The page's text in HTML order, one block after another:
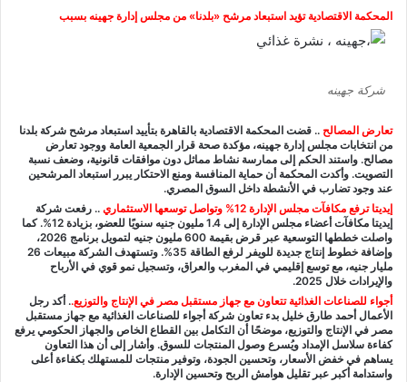
المحكمة الاقتصادية تؤيد استبعاد مرشح «بلدنا» من مجلس إدارة جهينه بسبب
شركة جهينه
تعارض المصالح .. قضت المحكمة الاقتصادية بالقاهرة بتأييد استبعاد مرشح شركة بلدنا
من انتخابات مجلس إدارة جهينه، مؤكدة صحة قرار الجمعية العامة ووجود تعارض
مصالح. واستند الحكم إلى ممارسة نشاط مماثل دون موافقات قانونية، وضعف نسبة
التصويت. وأكدت المحكمة أن حماية المنافسة ومنع الاحتكار يبرر استبعاد المرشحين
عند وجود تضارب في الأنشطة داخل السوق المصري.
إيديتا ترفع مكافآت مجلس الإدارة 12% وتواصل توسعها الاستثماري
.. رفعت شركة
إيديتا مكافآت أعضاء مجلس الإدارة إلى 1.4 مليون جنيه سنويًا للعضو، بزيادة 12%. كما
واصلت خططها التوسعية عبر قرض بقيمة 600 مليون جنيه لتمويل برنامج 2026،
وإضافة خطوط إنتاج جديدة للويفر لرفع الطاقة 35%. وتستهدف الشركة مبيعات 26
مليار جنيه، مع توسع إقليمي في المغرب والعراق، وتسجيل نمو قوي في الأرباح
والإيرادات خلال 2025.
أجواء للصناعات الغذائية تتعاون مع جهاز مستقبل مصر في الإنتاج والتوزيع.. أكد رجل
الأعمال أحمد طارق خليل بدء تعاون شركة أجواء للصناعات الغذائية مع جهاز مستقبل
مصر في الإنتاج والتوزيع، موضحًا أن التكامل بين القطاع الخاص والجهاز الحكومي يرفع
كفاءة سلاسل الإمداد ويُسرع وصول المنتجات للسوق. وأشار إلى أن هذا التعاون
يساهم في خفض الأسعار، وتحسين الجودة، وتوفير منتجات للمستهلك بكفاءة أعلى
واستدامة أكبر عبر تقليل هوامش الربح وتحسين الإدارة.